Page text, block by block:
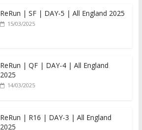
ReRun | SF | DAY-5 | All England 2025
15/03/2025
ReRun | QF | DAY-4 | All England
2025
14/03/2025
ReRun | R16 | DAY-3 | All England
2025